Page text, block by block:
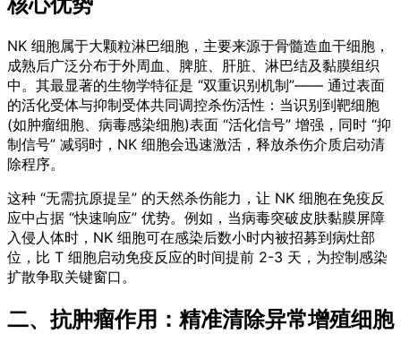
NK 细胞属于大颗粒淋巴细胞，主要来源于骨髓造血干细胞，
成熟后广泛分布于外周血、脾脏、肝脏、淋巴结及黏膜组织
中。其最显著的生物学特征是 “双重识别机制”—— 通过表面
的活化受体与抑制受体共同调控杀伤活性：当识别到靶细胞
(如肿瘤细胞、病毒感染细胞)表面 “活化信号” 增强，同时 “抑
制信号” 减弱时，NK 细胞会迅速激活，释放杀伤介质启动清
除程序。
这种 “无需抗原提呈” 的天然杀伤能力，让 NK 细胞在免疫反
应中占据 “快速响应” 优势。例如，当病毒突破皮肤黏膜屏障
入侵人体时，NK 细胞可在感染后数小时内被招募到病灶部
位，比 T 细胞启动免疫反应的时间提前 2-3 天，为控制感染
扩散争取关键窗口。
二、抗肿瘤作用：精准清除异常增殖细胞